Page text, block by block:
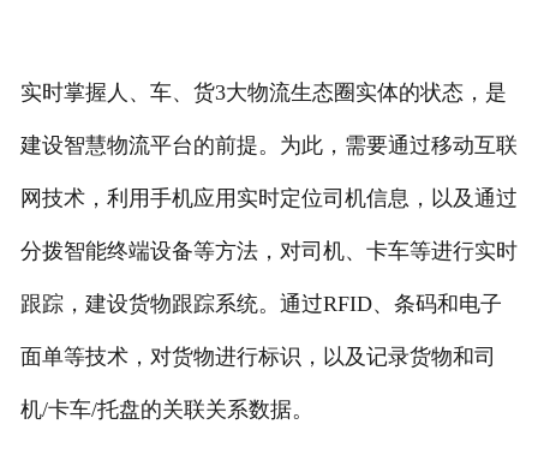
实时掌握人、车、货3大物流生态圈实体的状态，是
建设智慧物流平台的前提。为此，需要通过移动互联
网技术，利用手机应用实时定位司机信息，以及通过
分拨智能终端设备等方法，对司机、卡车等进行实时
跟踪，建设货物跟踪系统。通过RFID、条码和电子
面单等技术，对货物进行标识，以及记录货物和司
机/卡车/托盘的关联关系数据。